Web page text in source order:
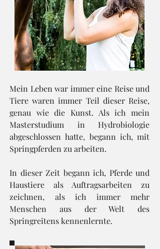
Mein Leben war immer eine Reise und
Tiere waren immer Teil dieser Reise,
genau wie die Kunst. Als ich mein
Masterstudium in Hydrobiologie
abgeschlossen hatte, begann ich, mit
Springpferden zu arbeiten.
In dieser Zeit begann ich, Pferde und
Haustiere als Auftragsarbeiten zu
zeichnen, als ich immer mehr
Menschen aus der Welt des
Springreitens kennenlernte.